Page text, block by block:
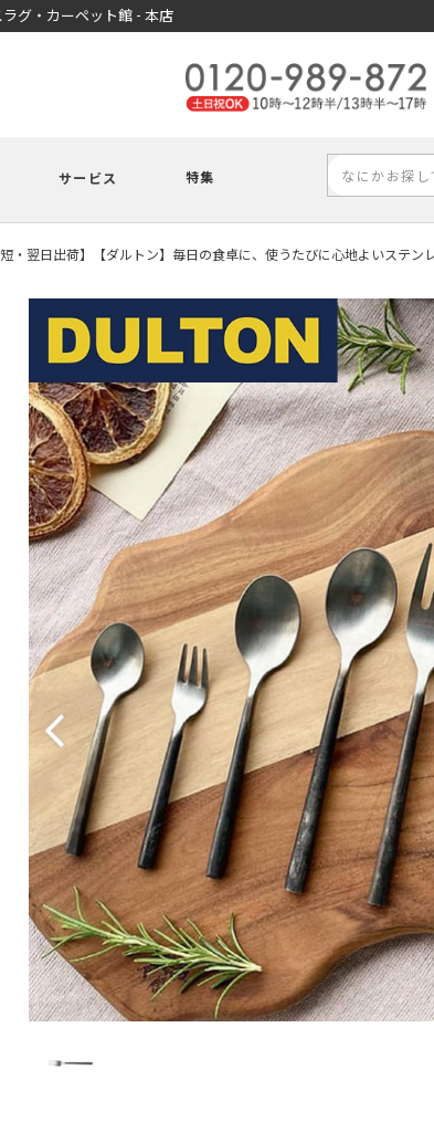
グ・カーペット館 - 本店
サービス 特集
短・翌日出荷】【ダルトン】毎日の食卓に、使うたびに心地よいステ